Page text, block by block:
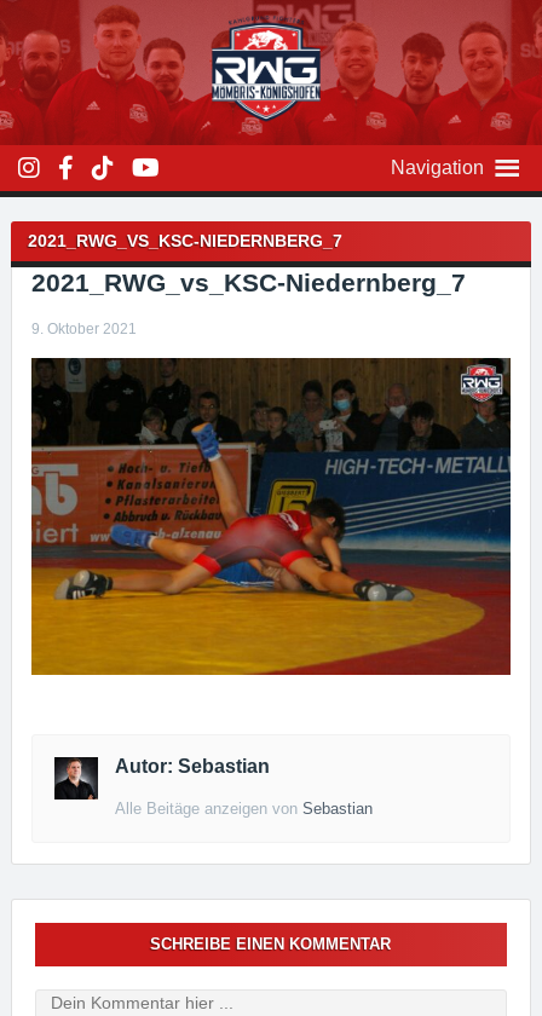
Inhalt
überspringen
Navigation
2021_RWG_VS_KSC-NIEDERNBERG_7
2021_RWG_vs_KSC-Niedernberg_7
9. Oktober 2021
Autor: Sebastian
Alle Beitäge anzeigen vonSebastian
Beitragsnavigation
SCHREIBE EINEN KOMMENTAR